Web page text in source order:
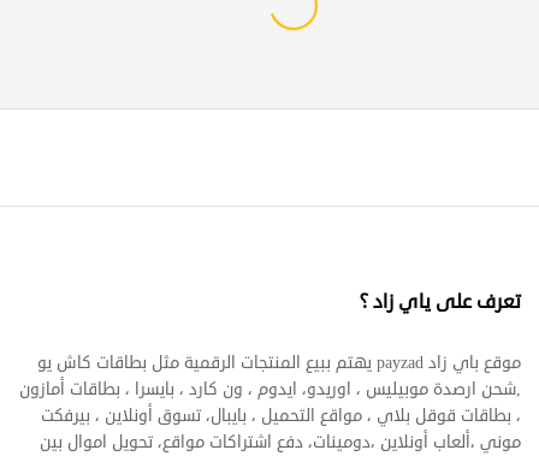
تعرف على ياي زاد ؟
موقع باي زاد payzad يهتم ببيع المنتجات الرقمية مثل بطاقات كاش يو
,شحن ارصدة موبيليس ، اوريدو، ايدوم ، ون كارد ، بايسرا ، بطاقات أمازون
، بطاقات قوقل بلاي ، مواقع التحميل ، بايبال، تسوق أونلاين ، بيرفكت
موني ،ألعاب أونلاين ،دومينات، دفع اشتراكات مواقع، تحويل اموال بين